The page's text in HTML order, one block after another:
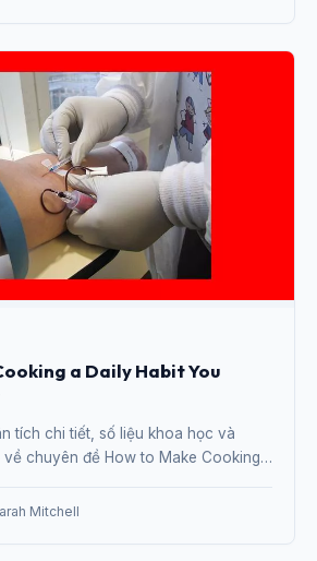
a Daily Habit You
tích chi tiết, số liệu khoa học và
về chuyên đề How to Make Cooking
Mitchell